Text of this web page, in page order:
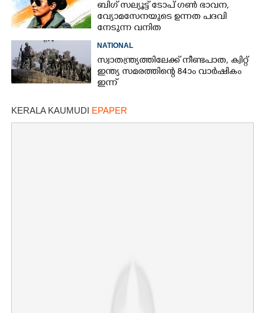
ബിഗ് സല്യൂട്ട് ടോപ് ഗൺ ഭാവന,​
വ്യോമസേനയുടെ ഉന്നത പദവി
നേടുന്ന വനിത
NATIONAL
സ്വാതന്ത്ര്യത്തിലേക്ക് നീണ്ടപാത, ക്വിറ്റ്
ഇന്ത്യ സമരത്തിന്റെ 84ാം വാർഷികം
ഇന്ന്
KERALA KAUMUDI EPAPER